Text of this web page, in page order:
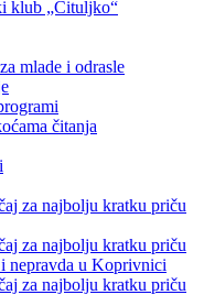
klub „Čituljko“
mlade i odrasle
čitanja
za najbolju kratku priču
za najbolju kratku priču
nepravda u Koprivnici
za najbolju kratku priču